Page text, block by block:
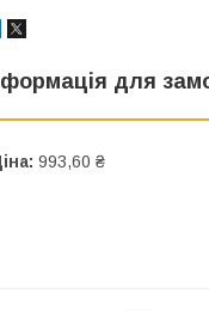
для
993,60 ₴